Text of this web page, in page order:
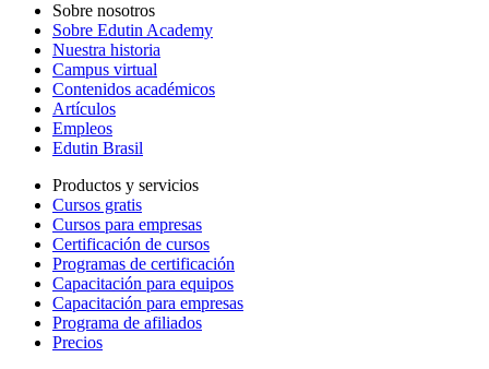
Sobre nosotros
Sobre Edutin Academy
Nuestra historia
Campus virtual
Contenidos académicos
Artículos
Empleos
Edutin Brasil
Productos y servicios
Cursos gratis
Cursos para empresas
Certificación de cursos
Programas de certificación
Capacitación para equipos
Capacitación para empresas
Programa de afiliados
Precios